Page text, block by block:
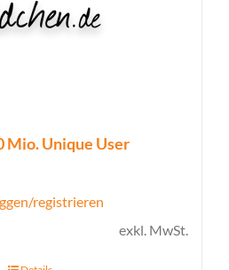
Mio. Unique User
registrieren
exkl. MwSt.